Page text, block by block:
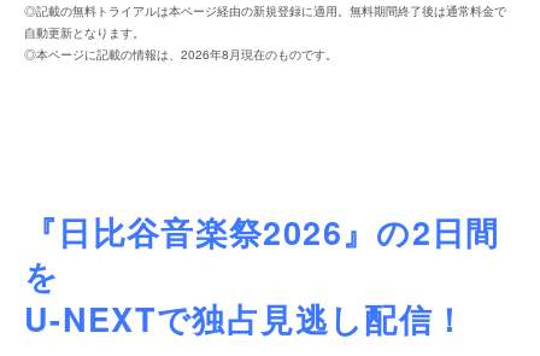
◎記載の無料トライアルは本ページ経由の新規登録に適用。無料期間終了後は通常料金で
自動更新となります。
◎本ページに記載の情報は、2026年8月現在のものです。
『日比谷音楽祭2026』の2日間
を
U-NEXTで独占見逃し配信！